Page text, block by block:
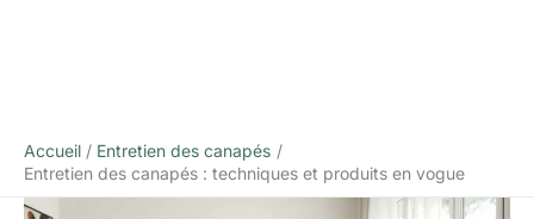
Accueil
Entretien des canapés
Entretien des canapés : techniques et produits en vogue